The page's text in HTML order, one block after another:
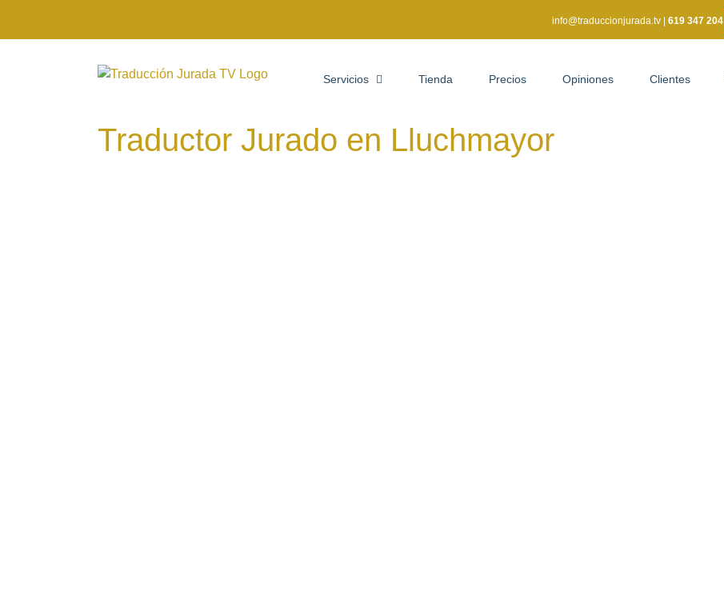
info@traduccionjurada.tv 619 347 204
Servicios Tienda Precios Opiniones Clientes
Traductor Jurado en Lluchmayor